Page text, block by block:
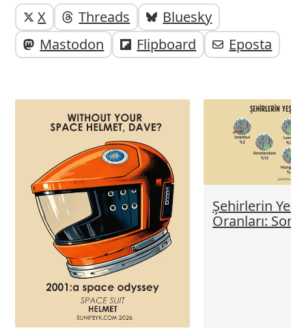
Yazı
altı
elemanları
Yazıyı
paylaşabilirsiniz;
X Threads
Bluesky
Mastodon
Flipboard Eposta
Şehirlerin
Oranları: Son